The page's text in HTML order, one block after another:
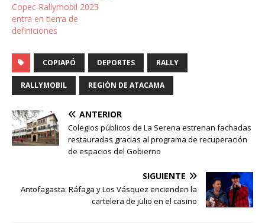
Copec Rallymobil 2023
entra en tierra de
definiciones
COPIAPÓ DEPORTES RALLY
RALLYMOBIL REGIÓN DE ATACAMA
ANTERIOR
Colegios públicos de La Serena estrenan fachadas
restauradas gracias al programa de recuperación
de espacios del Gobierno
SIGUIENTE
Antofagasta: Ráfaga y Los Vásquez encienden la
cartelera de julio en el casino